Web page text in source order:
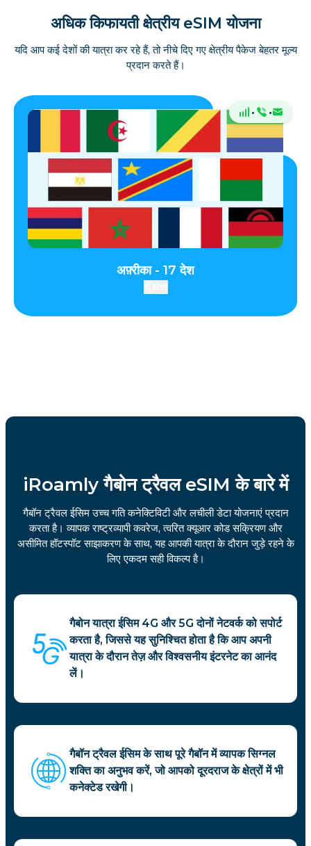
अधिक किफायती क्षेत्रीय eSIM योजना
यदि आप कई देशों की यात्रा कर रहे हैं, तो नीचे दिए गए क्षेत्रीय पैकेज बेहतर मूल्य
प्रदान करते हैं।
· ·
अफ़्रीका - 17 देश
iRoamly गैबोन ट्रैवल eSIM के बारे में
गैबॉन ट्रैवल ईसिम उच्च गति कनेक्टिविटी और लचीली डेटा योजनाएं प्रदान
करता है। व्यापक राष्ट्रव्यापी कवरेज, त्वरित क्यूआर कोड सक्रियण और
असीमित हॉटस्पॉट साझाकरण के साथ, यह आपकी यात्रा के दौरान जुड़े रहने के
लिए एकदम सही विकल्प है।
गैबोन यात्रा ईसिम 4G और 5G दोनों नेटवर्क को सपोर्ट
करता है, जिससे यह सुनिश्चित होता है कि आप अपनी
यात्रा के दौरान तेज़ और विश्वसनीय इंटरनेट का आनंद
लें।
गैबॉन ट्रैवल ईसिम के साथ पूरे गैबॉन में व्यापक सिग्नल
शक्ति का अनुभव करें, जो आपको दूरदराज के क्षेत्रों में भी
कनेक्टेड रखेगी।